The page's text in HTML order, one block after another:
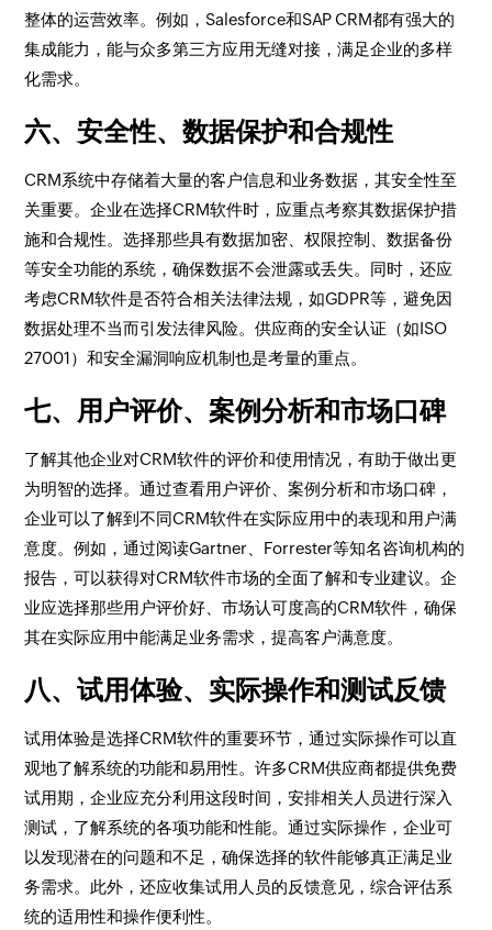
整体的运营效率。例如，Salesforce和SAP CRM都有强大的
集成能力，能与众多第三方应用无缝对接，满足企业的多样
化需求。
六、安全性、数据保护和合规性
CRM系统中存储着大量的客户信息和业务数据，其安全性至
关重要。企业在选择CRM软件时，应重点考察其数据保护措
施和合规性。选择那些具有数据加密、权限控制、数据备份
等安全功能的系统，确保数据不会泄露或丢失。同时，还应
考虑CRM软件是否符合相关法律法规，如GDPR等，避免因
数据处理不当而引发法律风险。供应商的安全认证（如ISO
27001）和安全漏洞响应机制也是考量的重点。
七、用户评价、案例分析和市场口碑
了解其他企业对CRM软件的评价和使用情况，有助于做出更
为明智的选择。通过查看用户评价、案例分析和市场口碑，
企业可以了解到不同CRM软件在实际应用中的表现和用户满
意度。例如，通过阅读Gartner、Forrester等知名咨询机构的
报告，可以获得对CRM软件市场的全面了解和专业建议。企
业应选择那些用户评价好、市场认可度高的CRM软件，确保
其在实际应用中能满足业务需求，提高客户满意度。
八、试用体验、实际操作和测试反馈
试用体验是选择CRM软件的重要环节，通过实际操作可以直
观地了解系统的功能和易用性。许多CRM供应商都提供免费
试用期，企业应充分利用这段时间，安排相关人员进行深入
测试，了解系统的各项功能和性能。通过实际操作，企业可
以发现潜在的问题和不足，确保选择的软件能够真正满足业
务需求。此外，还应收集试用人员的反馈意见，综合评估系
统的适用性和操作便利性。